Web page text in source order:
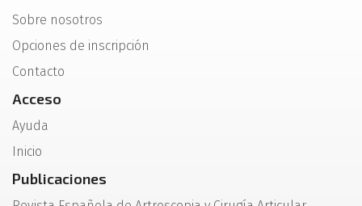
Sobre nosotros
Opciones de inscripción
Contacto
Acceso
Ayuda
Inicio
Publicaciones